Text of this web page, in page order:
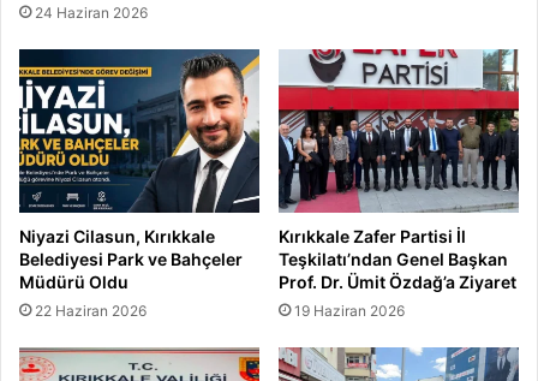
24 Haziran 2026
Niyazi Cilasun, Kırıkkale
Belediyesi Park ve Bahçeler
Müdürü Oldu
22 Haziran 2026
Kırıkkale Zafer Partisi İl
Teşkilatı’ndan Genel Başkan
Prof. Dr. Ümit Özdağ’a Ziyaret
19 Haziran 2026